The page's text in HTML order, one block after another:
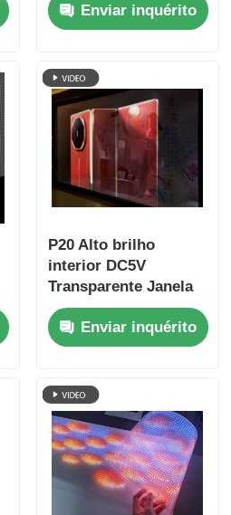
retalho Vitrine de
vidro Centro de
do aeroporto e
exposição de marcas
de luxo
Enviar inquérito
P20 Alto brilho
interior DC5V
Transparente Janela
LED Display Boa
qualidade Pantalla
LED Transparente
Enviar inquérito